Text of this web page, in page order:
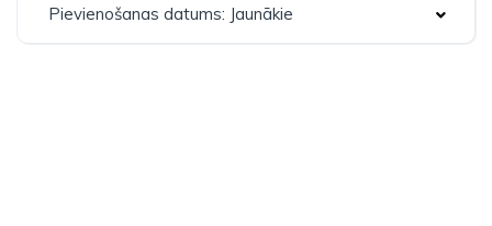
Pievienošanas datums: Jaunākie